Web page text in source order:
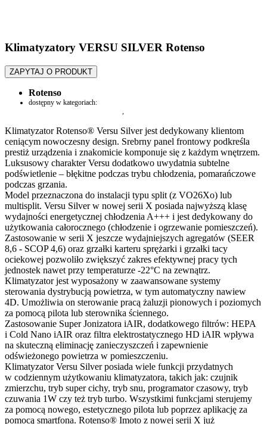
Klimatyzatory VERSU SILVER Rotenso
ZAPYTAJ O PRODUKT
Rotenso
dostępny w kategoriach:
Klimatyzator Rotenso® Versu Silver jest dedykowany klientom
ceniącym nowoczesny design. Srebrny panel frontowy podkreśla
prestiż urządzenia i znakomicie komponuje się z każdym wnętrzem.
Luksusowy charakter Versu dodatkowo uwydatnia subtelne
podświetlenie – błękitne podczas trybu chłodzenia, pomarańczowe
podczas grzania.
Model przeznaczona do instalacji typu split (z VO26Xo) lub
multisplit. Versu Silver w nowej serii X posiada najwyższą klasę
wydajności energetycznej chłodzenia A+++ i jest dedykowany do
użytkowania całorocznego (chłodzenie i ogrzewanie pomieszczeń).
Zastosowanie w serii X jeszcze wydajniejszych agregatów (SEER
8,6 - SCOP 4,6) oraz grzałki karteru sprężarki i grzałki tacy
ociekowej pozwoliło zwiększyć zakres efektywnej pracy tych
jednostek nawet przy temperaturze -22°C na zewnątrz.
Klimatyzator jest wyposażony w zaawansowane systemy
sterowania dystrybucją powietrza, w tym automatyczny nawiew
4D. Umożliwia on sterowanie pracą żaluzji pionowych i poziomych
za pomocą pilota lub sterownika ściennego.
Zastosowanie Super Jonizatora iAIR, dodatkowego filtrów: HEPA
i Cold Nano iAIR oraz filtra elektrostatycznego HD iAIR wpływa
na skuteczną eliminację zanieczyszczeń i zapewnienie
odświeżonego powietrza w pomieszczeniu.
Klimatyzator Versu Silver posiada wiele funkcji przydatnych
w codziennym użytkowaniu klimatyzatora, takich jak: czujnik
zmierzchu, tryb super cichy, tryb snu, programator czasowy, tryb
czuwania 1W czy też tryb turbo. Wszystkimi funkcjami sterujemy
za pomocą nowego, estetycznego pilota lub poprzez aplikację za
pomocą smartfona. Rotenso® Imoto z nowej serii X już